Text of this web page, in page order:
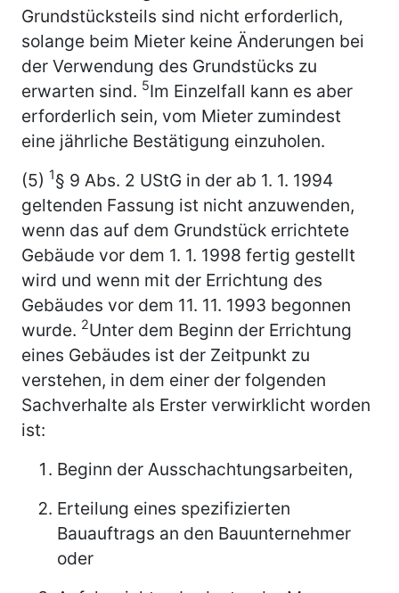
Grundstücksteils sind nicht erforderlich,
solange beim Mieter keine Änderungen bei
der Verwendung des Grundstücks zu
erwarten sind. 5Im Einzelfall kann es aber
erforderlich sein, vom Mieter zumindest
eine jährliche Bestätigung einzuholen.
(5) 1§ 9 Abs. 2 UStG in der ab 1. 1. 1994
geltenden Fassung ist nicht anzuwenden,
wenn das auf dem Grundstück errichtete
Gebäude vor dem 1. 1. 1998 fertig gestellt
wird und wenn mit der Errichtung des
Gebäudes vor dem 11. 11. 1993 begonnen
wurde. 2Unter dem Beginn der Errichtung
eines Gebäudes ist der Zeitpunkt zu
verstehen, in dem einer der folgenden
Sachverhalte als Erster verwirklicht worden
ist:
Beginn der Ausschachtungsarbeiten,
Erteilung eines spezifizierten
Bauauftrags an den Bauunternehmer
oder